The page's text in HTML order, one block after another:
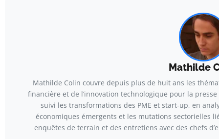
Mathilde
Mathilde Colin couvre depuis plus de huit ans les
financière et de l’innovation technologique pour la
suivi les transformations des PME et start-up, en
économiques émergents et les mutations sectorielles
enquêtes de terrain et des entretiens avec des chefs